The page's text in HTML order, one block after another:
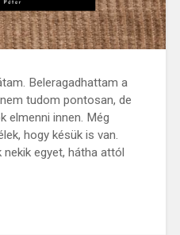
Beleragadhattam a
tudom pontosan, de
elmenni innen. Még
hogy késük is van.
nekik egyet, hátha attól